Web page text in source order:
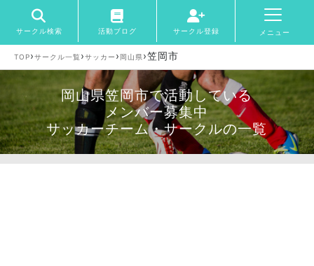
サークル検索 活動ブログ サークル登録 メニュー
TOP›サークル一覧 ›サッカー ›岡山県›笠岡市
岡山県笠岡市で活動している
メンバー募集中
サッカーチーム・サークルの一覧